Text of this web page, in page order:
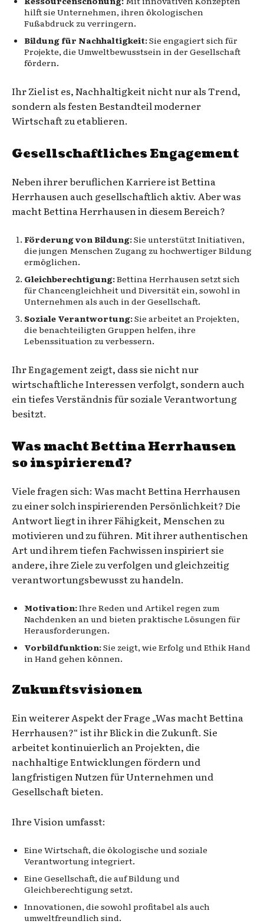
hilft sie Unternehmen, ihren ökologischen
Fußabdruck zu verringern.
Bildung für Nachhaltigkeit:Sie engagiert sich für
Projekte, die Umweltbewusstsein in der Gesellschaft
fördern.
Ihr Ziel ist es, Nachhaltigkeit nicht nur als Trend,
sondern als festen Bestandteil moderner
Wirtschaft zu etablieren.
Gesellschaftliches Engagement
Neben ihrer beruflichen Karriere ist Bettina
Herrhausen auch gesellschaftlich aktiv. Aber was
macht Bettina Herrhausen in diesem Bereich?
Förderung von Bildung:Sie unterstützt Initiativen,
die jungen Menschen Zugang zu hochwertiger Bildung
ermöglichen.
Gleichberechtigung:Bettina Herrhausen setzt sich
für Chancengleichheit und Diversität ein, sowohl in
Unternehmen als auch in der Gesellschaft.
Soziale Verantwortung:Sie arbeitet an Projekten,
die benachteiligten Gruppen helfen, ihre
Lebenssituation zu verbessern.
Ihr Engagement zeigt, dass sie nicht nur
wirtschaftliche Interessen verfolgt, sondern auch
ein tiefes Verständnis für soziale Verantwortung
besitzt.
Was macht Bettina Herrhausen
so inspirierend?
Viele fragen sich: Was macht Bettina Herrhausen
zu einer solch inspirierenden Persönlichkeit? Die
Antwort liegt in ihrer Fähigkeit, Menschen zu
motivieren und zu führen. Mit ihrer authentischen
Art und ihrem tiefen Fachwissen inspiriert sie
andere, ihre Ziele zu verfolgen und gleichzeitig
verantwortungsbewusst zu handeln.
Motivation:Ihre Reden und Artikel regen zum
Nachdenken an und bieten praktische Lösungen für
Herausforderungen.
Vorbildfunktion:Sie zeigt, wie Erfolg und Ethik Hand
in Hand gehen können.
Zukunftsvisionen
Ein weiterer Aspekt der Frage „Was macht Bettina
Herrhausen?“ ist ihr Blick in die Zukunft. Sie
arbeitet kontinuierlich an Projekten, die
nachhaltige Entwicklungen fördern und
langfristigen Nutzen für Unternehmen und
Gesellschaft bieten.
Ihre Vision umfasst:
Eine Wirtschaft, die ökologische und soziale
Verantwortung integriert.
Eine Gesellschaft, die auf Bildung und
Gleichberechtigung setzt.
Innovationen, die sowohl profitabel als auch
umweltfreundlich sind.